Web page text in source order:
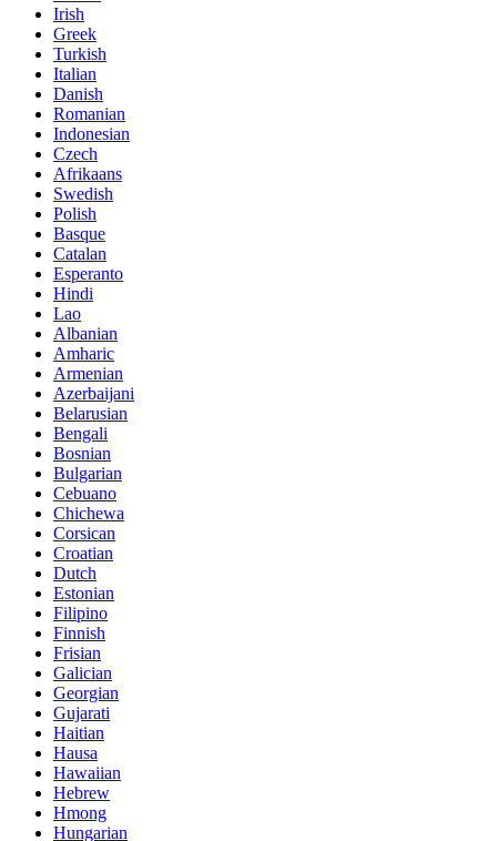
Irish
Greek
Turkish
Italian
Danish
Romanian
Indonesian
Czech
Afrikaans
Swedish
Polish
Basque
Catalan
Esperanto
Hindi
Lao
Albanian
Amharic
Armenian
Azerbaijani
Belarusian
Bengali
Bosnian
Bulgarian
Cebuano
Chichewa
Corsican
Croatian
Dutch
Estonian
Filipino
Finnish
Frisian
Galician
Georgian
Gujarati
Haitian
Hausa
Hawaiian
Hebrew
Hmong
Hungarian